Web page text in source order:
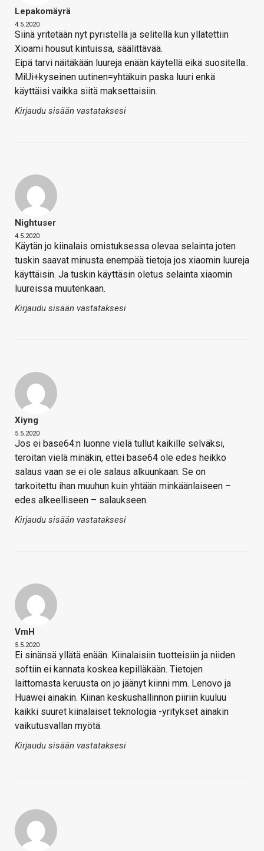
Lepakomäyrä
4.5.2020
Siinä yritetään nyt pyristellä ja selitellä kun yllätettiin
Xioami housut kintuissa, säälittävää.
Eipä tarvi näitäkään luureja enään käytellä eikä suositella..
MiUi+kyseinen uutinen=yhtäkuin paska luuri enkä
käyttäisi vaikka siitä maksettaisiin.
Kirjaudu sisään vastataksesi
Nightuser
4.5.2020
Käytän jo kiinalais omistuksessa olevaa selainta joten
tuskin saavat minusta enempää tietoja jos xiaomin luureja
käyttäisin. Ja tuskin käyttäsin oletus selainta xiaomin
luureissa muutenkaan.
Kirjaudu sisään vastataksesi
Xiyng
5.5.2020
Jos ei base64:n luonne vielä tullut kaikille selväksi,
teroitan vielä minäkin, ettei base64 ole edes heikko
salaus vaan se ei ole salaus alkuunkaan. Se on
tarkoitettu ihan muuhun kuin yhtään minkäänlaiseen –
edes alkeelliseen – salaukseen.
Kirjaudu sisään vastataksesi
VmH
5.5.2020
Ei sinänsä yllätä enään. Kiinalaisiin tuotteisiin ja niiden
softiin ei kannata koskea kepilläkään. Tietojen
laittomasta keruusta on jo jäänyt kiinni mm. Lenovo ja
Huawei ainakin. Kiinan keskushallinnon piiriin kuuluu
kaikki suuret kiinalaiset teknologia -yritykset ainakin
vaikutusvallan myötä.
Kirjaudu sisään vastataksesi